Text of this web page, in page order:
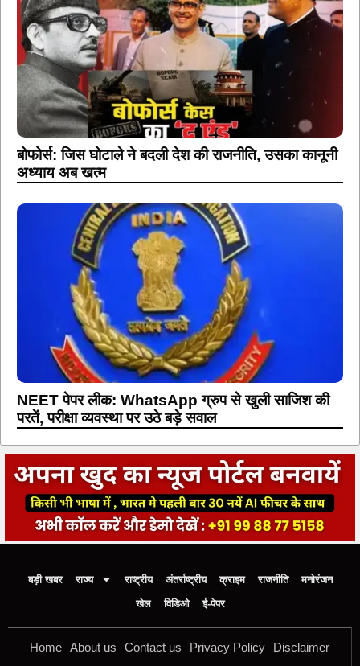
बोफोर्स: जिस घोटाले ने बदली देश की राजनीति, उसका कानूनी
अध्याय अब खत्म
NEET पेपर लीक: WhatsApp ग्रुप से खुली साजिश की
परतें, परीक्षा व्यवस्था पर उठे बड़े सवाल
बड़ी खबर राज्य राष्ट्रीय अंतर्राष्ट्रीय क्राइम राजनीति
मनोरंजन
खेल
विडिओ ई-पेपर
Home About us Contact us Privacy Policy
Disclaimer